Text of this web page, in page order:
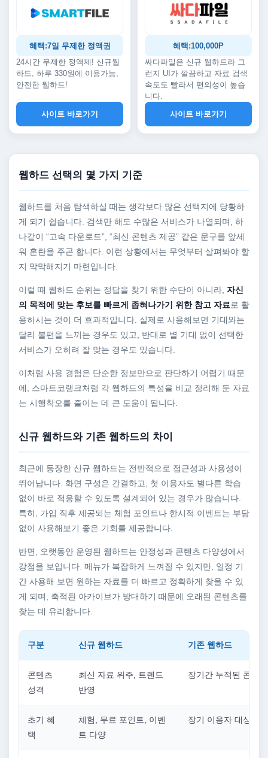
혜택:7일 무제한 정액권
24시간 무제한 정액제! 신규웹
하드, 하루 330원에 이용가능,
안전한 웹하드!
사이트 바로가기
혜택:100,000P
싸다파일은 신규 웹하드라 그
런지 UI가 깔끔하고 자료 검색
속도도 빨라서 편의성이 높습
니다.
사이트 바로가기
웹하드 선택의 몇 가지 기준
웹하드를 처음 탐색하실 때는 생각보다 많은 선택지에 당황하
게 되기 쉽습니다. 검색만 해도 수많은 서비스가 나열되며, 하
나같이 “고속 다운로드”, “최신 콘텐츠 제공” 같은 문구를 앞세
워 혼란을 주곤 합니다. 이런 상황에서는 무엇부터 살펴봐야 할
지 막막해지기 마련입니다.
이럴 때 웹하드 순위는 정답을 찾기 위한 수단이 아니라, 자신
의 목적에 맞는 후보를 빠르게 좁혀나가기 위한 참고 자료로 활
용하시는 것이 더 효과적입니다. 실제로 사용해보면 기대와는
달리 불편을 느끼는 경우도 있고, 반대로 별 기대 없이 선택한
서비스가 오히려 잘 맞는 경우도 있습니다.
이처럼 사용 경험은 단순한 정보만으로 판단하기 어렵기 때문
에, 스마트코랭크처럼 각 웹하드의 특성을 비교 정리해 둔 자료
는 시행착오를 줄이는 데 큰 도움이 됩니다.
신규 웹하드와 기존 웹하드의 차이
최근에 등장한 신규 웹하드는 전반적으로 접근성과 사용성이
뛰어납니다. 화면 구성은 간결하고, 첫 이용자도 별다른 학습
없이 바로 적응할 수 있도록 설계되어 있는 경우가 많습니다.
특히, 가입 직후 제공되는 체험 포인트나 한시적 이벤트는 부담
없이 사용해보기 좋은 기회를 제공합니다.
반면, 오랫동안 운영된 웹하드는 안정성과 콘텐츠 다양성에서
강점을 보입니다. 메뉴가 복잡하게 느껴질 수 있지만, 일정 기
간 사용해 보면 원하는 자료를 더 빠르고 정확하게 찾을 수 있
게 되며, 축적된 아카이브가 방대하기 때문에 오래된 콘텐츠를
찾는 데 유리합니다.
구분 신규 웹하드 기존 웹하드
콘텐츠
성격
최신 자료 위주, 트렌드
반영
장기간 누적된 콘텐
초기 혜
택
체험, 무료 포인트, 이벤
트 다양
장기 이용자 대상 혜